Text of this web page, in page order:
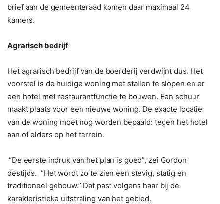
brief aan de gemeenteraad komen daar maximaal 24
kamers.
Agrarisch bedrijf
Het agrarisch bedrijf van de boerderij verdwijnt dus. Het
voorstel is de huidige woning met stallen te slopen en er
een hotel met restaurantfunctie te bouwen. Een schuur
maakt plaats voor een nieuwe woning. De exacte locatie
van de woning moet nog worden bepaald: tegen het hotel
aan of elders op het terrein.
“De eerste indruk van het plan is goed”, zei Gordon
destijds. “Het wordt zo te zien een stevig, statig en
traditioneel gebouw.” Dat past volgens haar bij de
karakteristieke uitstraling van het gebied.